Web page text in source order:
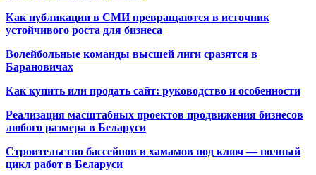
Как публикации в СМИ превращаются в источник
устойчивого роста для бизнеса
Волейбольные команды высшей лиги сразятся в
Барановичах
Как купить или продать сайт: руководство и особенности
Реализация масштабных проектов продвижения бизнесов
любого размера в Беларуси
Строительство бассейнов и хамамов под ключ — полный
цикл работ в Беларуси